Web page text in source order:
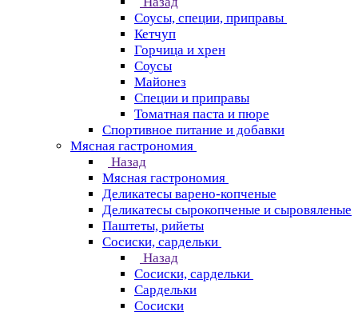
Соусы, специи, приправы
Кетчуп
Горчица и хрен
Соусы
Майонез
Специи и приправы
Томатная паста и пюре
Спортивное питание и добавки
Мясная гастрономия
Назад
Мясная гастрономия
Деликатесы варено-копченые
Деликатесы сырокопченые и сыровяленые
Паштеты, рийеты
Сосиски, сардельки
Назад
Сосиски, сардельки
Сардельки
Сосиски